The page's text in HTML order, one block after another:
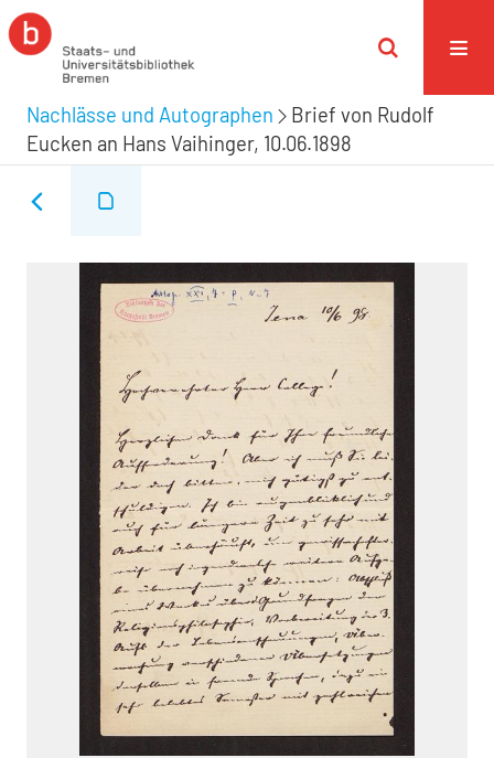
Nachlässe und Autographen
Brief von Rudolf
Eucken an Hans Vaihinger, 10.06.1898